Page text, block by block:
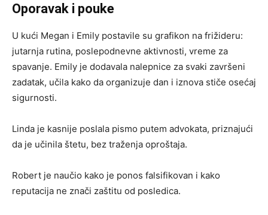
Oporavak i pouke
U kući Megan i Emily postavile su grafikon na frižideru:
jutarnja rutina, poslepodnevne aktivnosti, vreme za
spavanje. Emily je dodavala nalepnice za svaki završeni
zadatak, učila kako da organizuje dan i iznova stiče osećaj
sigurnosti.
Linda je kasnije poslala pismo putem advokata, priznajući
da je učinila štetu, bez traženja oproštaja.
Robert je naučio kako je ponos falsifikovan i kako
reputacija ne znači zaštitu od posledica.